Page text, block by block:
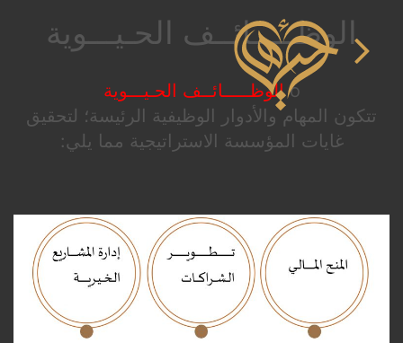
الوظـــــائــف الحـيـــوية
oالوظـــــائــف الحـيـــوية
تتكون المهام والأدوار الوظيفية الرئيسة؛ لتحقيق
غايات المؤسسة الاستراتيجية مما يلي: